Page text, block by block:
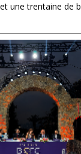
une trentaine de